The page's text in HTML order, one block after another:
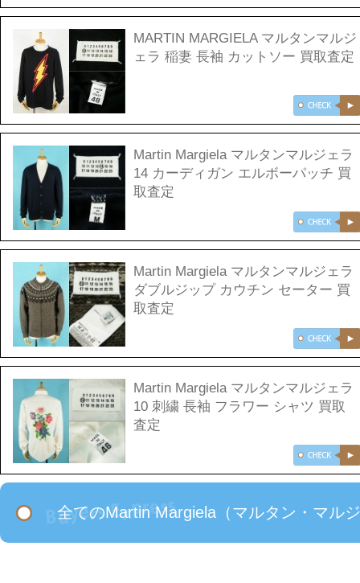
MARTIN MARGIELA マルタンマルジ
ェラ 稲妻 長袖 カットソー 買取査定
Martin Margiela マルタンマルジェラ
14 カーディガン エルボーパッチ 買
取査定
Martin Margiela マルタンマルジェラ
ダブルジップ カウチン セーター 買
取査定
Martin Margiela マルタンマルジェラ
10 刺繍 長袖 フラワー シャツ 買取
査定
全てのMartin Margiela（マルタン・マル